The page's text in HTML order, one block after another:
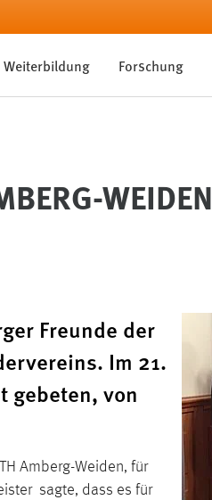
Weiterbildung Forschung
WEIDEN
Freunde der
Im 21.
gebeten, von
Amberg-Weiden, für
sagte, dass es für